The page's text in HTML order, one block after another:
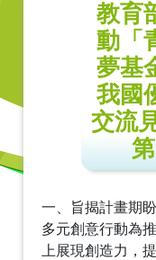
教育
動「
夢基
我國
交流
一、旨揭計畫期
多元創意行動為
上展現創造力，